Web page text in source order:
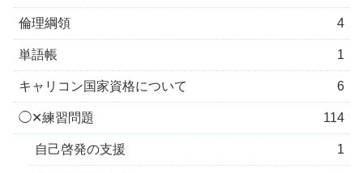
倫理綱領 4
単語帳 1
キャリコン国家資格について 6
◯✕練習問題 114
自己啓発の支援 1